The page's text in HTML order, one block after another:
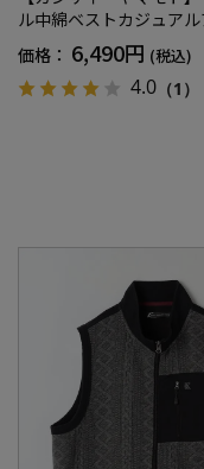
ル中綿ベストカジュア
地秋冬
価格： 6,490円 (税込)
4.0 （1）